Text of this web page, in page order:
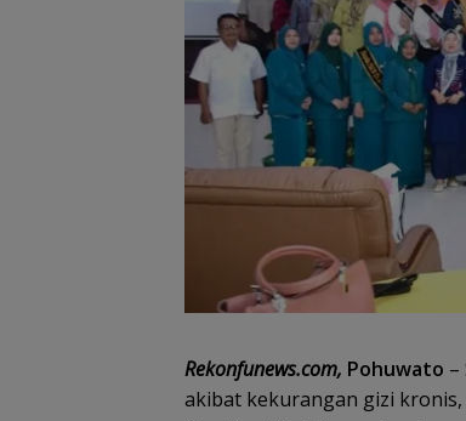
Rekonfunews.com, Pohuwato –
akibat kekurangan gizi kronis,